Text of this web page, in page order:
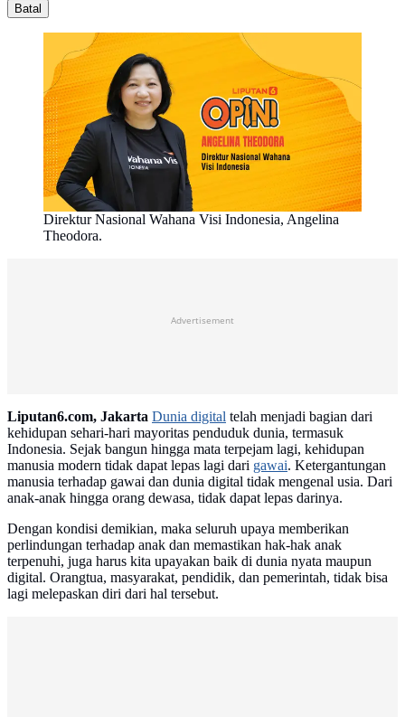
Batal
Direktur Nasional Wahana Visi Indonesia, Angelina
Theodora.
Advertisement
Liputan6.com, Jakarta Dunia digital telah menjadi bagian dari
kehidupan sehari-hari mayoritas penduduk dunia, termasuk
Indonesia. Sejak bangun hingga mata terpejam lagi, kehidupan
manusia modern tidak dapat lepas lagi dari gawai. Ketergantungan
manusia terhadap gawai dan dunia digital tidak mengenal usia. Dari
anak-anak hingga orang dewasa, tidak dapat lepas darinya.
Dengan kondisi demikian, maka seluruh upaya memberikan
perlindungan terhadap anak dan memastikan hak-hak anak
terpenuhi, juga harus kita upayakan baik di dunia nyata maupun
digital. Orangtua, masyarakat, pendidik, dan pemerintah, tidak bisa
lagi melepaskan diri dari hal tersebut.